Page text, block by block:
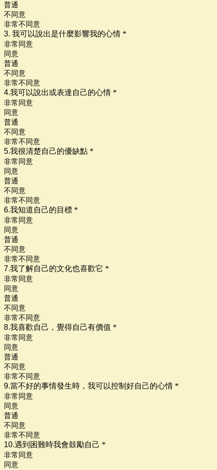
普通
不同意
非常不同意
3. 我可以說出是什麼影響我的心情 *
非常同意
同意
普通
不同意
非常不同意
4.我可以說出或表達自己的心情 *
非常同意
同意
普通
不同意
非常不同意
5.我很清楚自己的優缺點 *
非常同意
同意
普通
不同意
非常不同意
6.我知道自己的目標 *
非常同意
同意
普通
不同意
非常不同意
7.我了解自己的文化也喜歡它 *
非常同意
同意
普通
不同意
非常不同意
8.我喜歡自己，覺得自己有價值 *
非常同意
同意
普通
不同意
非常不同意
9.當不好的事情發生時，我可以控制好自己的心情 *
非常同意
同意
普通
不同意
非常不同意
10.遇到困難時我會鼓勵自己 *
非常同意
同意